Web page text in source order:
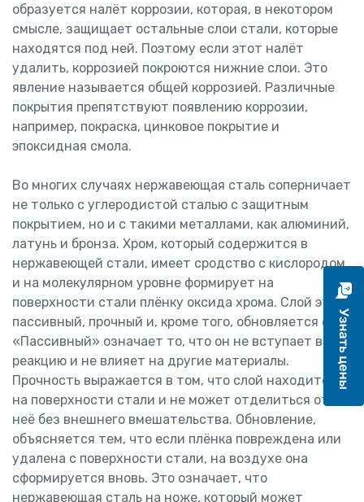
образуется налёт коррозии, которая, в некотором
смысле, защищает остальные слои ста­ли, которые
находятся под ней. Поэтому если этот налёт
удалить, корро­зией покроются нижние слои. Это
явление называется общей коррозией. Различные
покрытия препятствуют появлению коррозии,
например, по­краска, цинковое покрытие и
эпоксидная смола.
Во многих случаях не­ржавеющая сталь соперничает
не только с углеродистой сталью с защит­ным
покрытием, но и с такими металлами, как алюминий,
латунь и бронза. Хром, который содержится в
нержавеющей стали, имеет сродство с кислородом,
и на молекулярном уровне формирует на
поверхности стали плёнку оксида хрома. Слой этот
пассивный, прочный и, кроме того, об­новляется сам.
«Пассивный» означает то, что он не вступает в
реакцию и не влияет на другие материалы.
Прочность выражается в том, что слой находится
на поверхности стали и не может отделиться от
неё без внеш­него вмешательства. Обновление,
объясняется тем, что если плёнка по­вреждена или
удалена с поверхности стали, на воздухе она
сформируется вновь. Это означает, что
нержавеющая сталь на ноже, который может